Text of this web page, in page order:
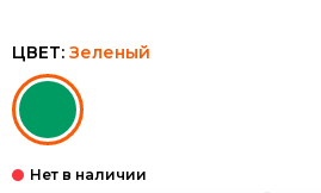
ЦВЕТ: Зеленый